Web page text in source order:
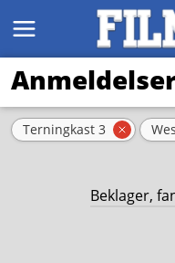
MENY
Aktive filter
Terningkast 3 Fjern
Beklager,